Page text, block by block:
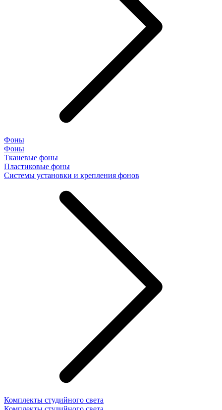
Фоны
Фоны
Тканевые фоны
Пластиковые фоны
Системы установки и крепления фонов
Комплекты студийного света